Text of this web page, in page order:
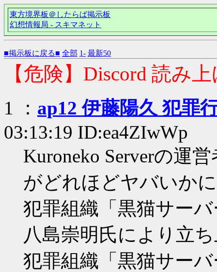
東方境界板＠したらば掲示板
幻想情報局 - スキマネット
■掲示板に戻る■ 全部 1- 最新50
【危険】Discord 読み
1 ： ap12 伊藤陽久 犯罪
03:13:19 ID:ea4ZIwWp
Kuroneko Serverの運
がどれほどヤバいか
犯罪組織「黒猫サー
八島崇明氏により立
犯罪組織「黒猫サー